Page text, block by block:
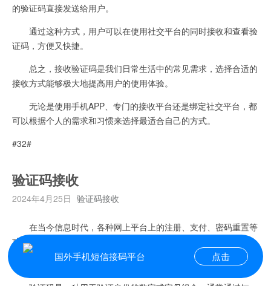
的验证码直接发送给用户。
通过这种方式，用户可以在使用社交平台的同时接收和查看验
证码，方便又快捷。
总之，接收验证码是我们日常生活中的常见需求，选择合适的
接收方式能够极大地提高用户的使用体验。
无论是使用手机APP、专门的接收平台还是绑定社交平台，都
可以根据个人的需求和习惯来选择最适合自己的方式。
#32#
验证码接收
2024年4月25日 验证码接收
在当今信息时代，各种网上平台上的注册、支付、密码重置等
功能已成为我们生活中必不可少的一部分。
为了保障用户信息的安全，验证码接收成为了重要的环节。
国外手机短信接码平台 点击